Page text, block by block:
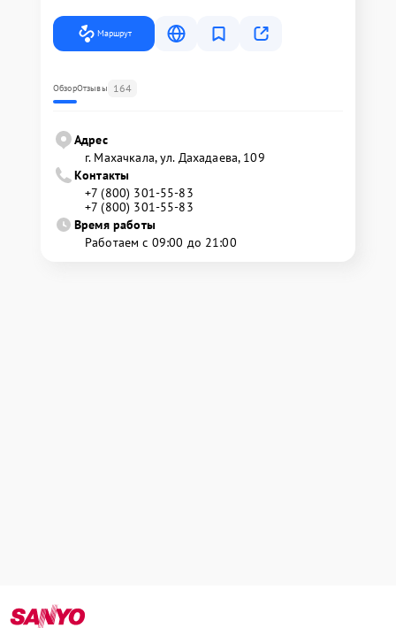
Маршрут
ОбзорОтзывы 164
Адрес
г. Махачкала, ул. Дахадаева, 109
Контакты
+7 (800) 301-55-83
+7 (800) 301-55-83
Время работы
Работаем с 09:00 до 21:00